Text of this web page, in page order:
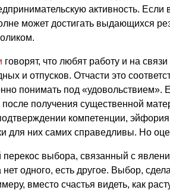
активность. Если
может достигать выдающихся
говорят, что любят работу и на
и отпусков. Отчасти это
понимать под «удовольствием».
получения существенной
компетенции,
для них самих справедливы. Но
перекос выбора, связанный с
нет одного, есть другое. Выбор,
вместо счастья видеть, как